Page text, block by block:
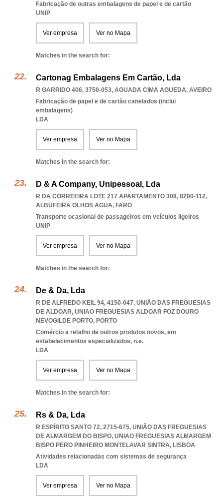
Fabricação de outras embalagens de papel e de cartão
UNIP
Ver empresa Ver no Mapa
Matches in the search for:
Cartonag Embalagens Em Cartão, Lda
R GARRIDO 406, 3750-053, AGUADA CIMA AGUEDA, AVEIRO
Fabricação de papel e de cartão canelados (inclui
embalagens)
LDA
Ver empresa Ver no Mapa
Matches in the search for:
D & A Company, Unipessoal, Lda
R DA CORREEIRA LOTE 217 APARTAMENTO 308, 8200-112,
ALBUFEIRA OLHOS AGUA, FARO
Transporte ocasional de passageiros em veículos ligeiros
UNIP
Ver empresa Ver no Mapa
Matches in the search for:
De & Da, Lda
R DE ALFREDO KEIL 94, 4150-047, UNIÃO DAS FREGUESIAS
DE ALDOAR, UNIAO FREGUESIAS ALDOAR FOZ DOURO
NEVOGILDE PORTO, PORTO
Comércio a retalho de outros produtos novos, em
estabelecimentos especializados, n.e.
LDA
Ver empresa Ver no Mapa
Matches in the search for:
Rs & Da, Lda
R ESPÍRITO SANTO 72, 2715-675, UNIÃO DAS FREGUESIAS
DE ALMARGEM DO BISPO, UNIAO FREGUESIAS ALMARGEM
BISPO PERO PINHEIRO MONTELAVAR SINTRA, LISBOA
Atividades relacionadas com sistemas de segurança
LDA
Ver empresa Ver no Mapa